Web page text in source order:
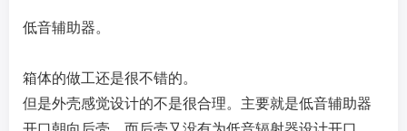
低音辅助器。
箱体的做工还是很不错的。
但是外壳感觉设计的不是很合理。主要就是低音辅助器